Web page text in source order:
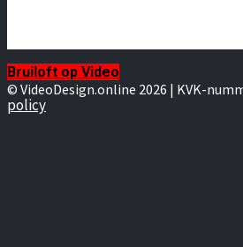
Bruiloft op Video
© VideoDesign.online 2026 | KVK-
policy